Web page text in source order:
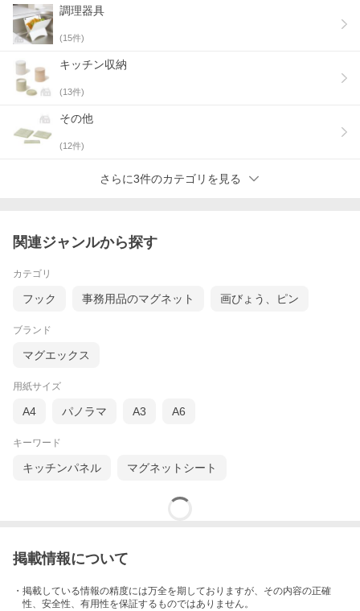
調理器具
(15件)
キッチン収納
(13件)
その他
(12件)
さらに3件のカテゴリを見る
関連ジャンルから探す
カテゴリ
フック 事務用品のマグネット 画びょう、ピン
ブランド
マグエックス
用紙サイズ
A4 パノラマ A3 A6
キーワード
キッチンパネル マグネットシート
掲載情報について
・掲載している情報の精度には万全を期しておりますが、その内容の正確
性、安全性、有用性を保証するものではありません。